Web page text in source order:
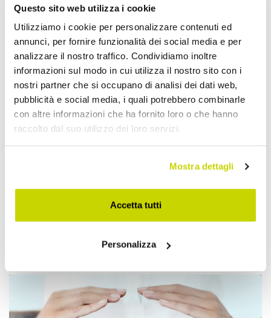
Questo sito web utilizza i cookie
Utilizziamo i cookie per personalizzare contenuti ed
annunci, per fornire funzionalità dei social media e per
analizzare il nostro traffico. Condividiamo inoltre
informazioni sul modo in cui utilizza il nostro sito con i
nostri partner che si occupano di analisi dei dati web,
pubblicità e social media, i quali potrebbero combinarle
con altre informazioni che ha fornito loro o che hanno
raccolto dal suo utilizzo dei loro servizi.
Mostra dettagli
Accetta tutti
Personalizza
Approfittane subito!